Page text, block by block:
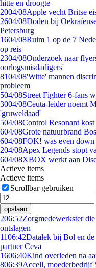
hitte en droogte
2004/08Apple vecht Britse
2604/08Doden bij
Petersburg
1604/08Ruim 1 op de 7
op reis
2304/08Onderzoek naar
oorlogsmisdadigers'
8104/08'Witte' mannen
probleem
504/08Street Fighter 6-fans
3004/08Ceuta-leider noemt
'gruweldaad'
504/08Control Resonant
604/08Grote natuurbrand
604/08FOK! was even down
204/08Apex Legends stopt
604/08XBOX werkt aan
Actieve items
Actieve items
Scrollbar gebruiken
opslaan
206:52Zorgmedewerkster
ontslagen
1106:42Datalek bij Bol en
partner Ceva
1606:40Kind overleden na
806:39Accell, moederbedrijf